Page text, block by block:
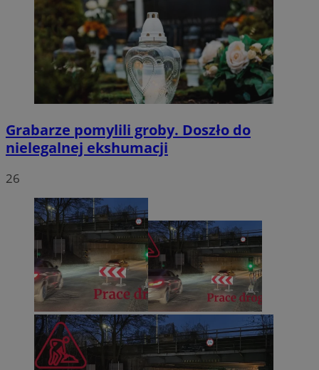
Grabarze pomylili groby. Doszło do
nielegalnej ekshumacji
26